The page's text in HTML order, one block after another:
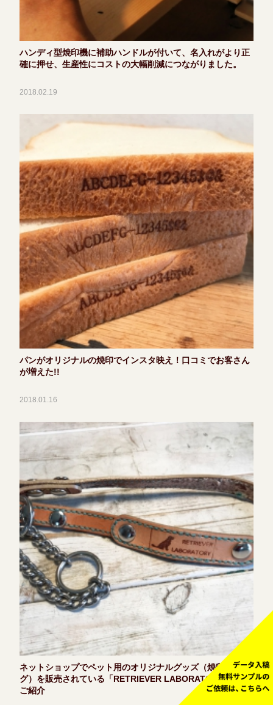
ハンディ型焼印機に補助ハンドルが付いて、名入れがより正
確に押せ、生産性にコストの大幅削減につながりました。
2018.02.19
パンがオリジナルの焼印でインスタ映え！口コミでお客さん
が増えた!!
2018.01.16
ネットショップでペット用のオリジナルグッズ（焼印革タ
グ）を販売されている「RETRIEVER LABORATORY」様の
ご紹介